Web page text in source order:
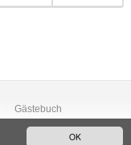
OK
Gästebuch